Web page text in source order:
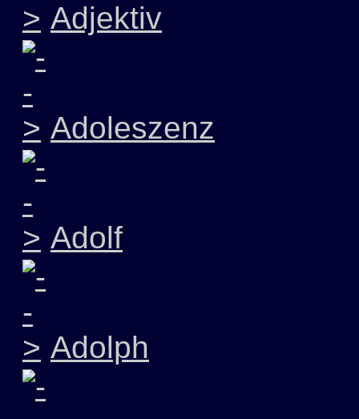
Adjektiv
Adoleszenz
Adolf
Adolph